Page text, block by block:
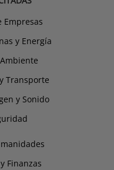
y Energía
Transporte
y Sonido
Finanzas